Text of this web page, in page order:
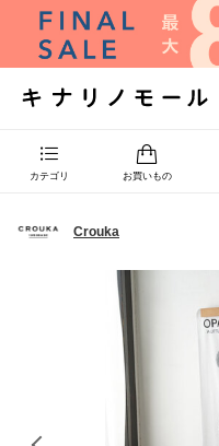
カテゴリ お買いもの
Crouka